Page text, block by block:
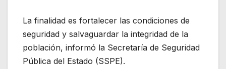
La finalidad es fortalecer las condiciones de
seguridad y salvaguardar la integridad de la
población, informó la Secretaría de Seguridad
Pública del Estado (SSPE).